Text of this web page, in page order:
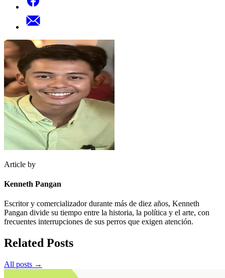
Article by
Kenneth Pangan
Escritor y comercializador durante más de diez años, Kenneth
Pangan divide su tiempo entre la historia, la política y el arte, con
frecuentes interrupciones de sus perros que exigen atención.
Related Posts
All posts →